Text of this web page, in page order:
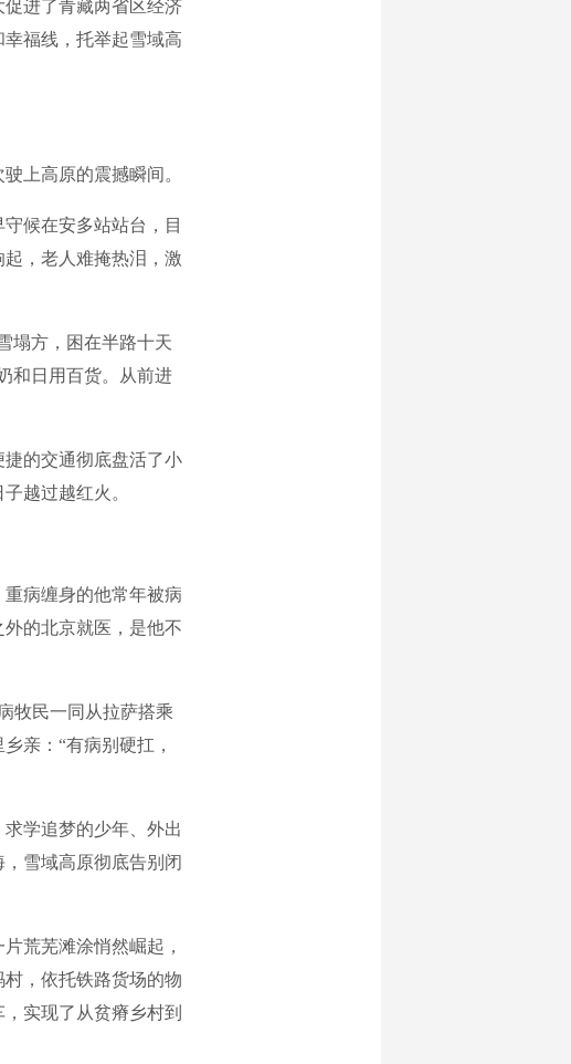
进了青藏两省区经济
福线，托举起雪域高
上高原的震撼瞬间。
候在安多站站台，目
，老人难掩热泪，激
方，困在半路十天
和日用百货。从前进
的交通彻底盘活了小
越过越红火。
病缠身的他常年被病
的北京就医，是他不
牧民一同从拉萨搭乘
亲：“有病别硬扛，
学追梦的少年、外出
雪域高原彻底告别闭
荒芜滩涂悄然崛起，
，依托铁路货场的物
实现了从贫瘠乡村到